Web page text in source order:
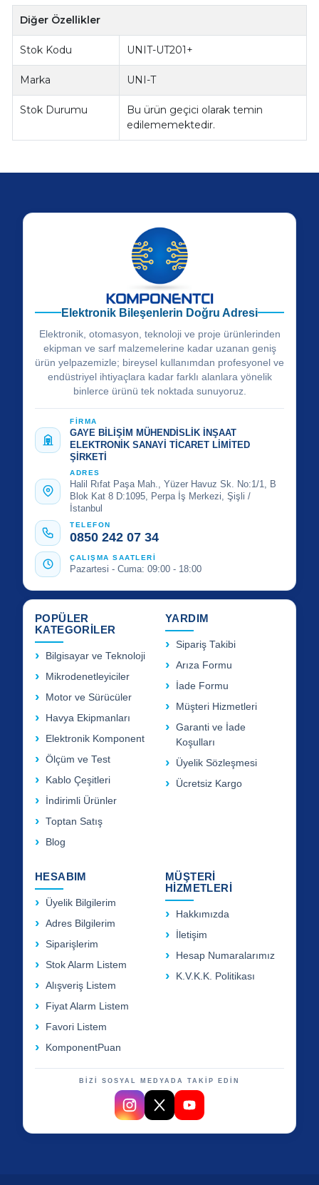
Diğer Özellikler
Stok Kodu UNIT-UT201+
Marka UNI-T
Stok Durumu
Bu ürün geçici olarak temin
edilememektedir.
Elektronik Bileşenlerin Doğru Adresi
Elektronik, otomasyon, teknoloji ve proje ürünlerinden
ekipman ve sarf malzemelerine kadar uzanan geniş
ürün yelpazemizle; bireysel kullanımdan profesyonel ve
endüstriyel ihtiyaçlara kadar farklı alanlara yönelik
binlerce ürünü tek noktada sunuyoruz.
FİRMA
GAYE BİLİŞİM MÜHENDİSLİK İNŞAAT
ELEKTRONİK SANAYİ TİCARET LİMİTED
ŞİRKETİ
ADRES
Halil Rıfat Paşa Mah., Yüzer Havuz Sk. No:1/1, B
Blok Kat 8 D:1095, Perpa İş Merkezi, Şişli /
İstanbul
TELEFON
0850 242 07 34
ÇALIŞMA SAATLERİ
Pazartesi - Cuma: 09:00 - 18:00
POPÜLER
KATEGORİLER
Bilgisayar ve Teknoloji
Mikrodenetleyiciler
Motor ve Sürücüler
Havya Ekipmanları
Elektronik Komponent
Ölçüm ve Test
Kablo Çeşitleri
İndirimli Ürünler
Toptan Satış
Blog
YARDIM
Sipariş Takibi
Arıza Formu
İade Formu
Müşteri Hizmetleri
Garanti ve İade
Koşulları
Üyelik Sözleşmesi
Ücretsiz Kargo
HESABIM
Üyelik Bilgilerim
Adres Bilgilerim
Siparişlerim
Stok Alarm Listem
Alışveriş Listem
Fiyat Alarm Listem
Favori Listem
KomponentPuan
MÜŞTERİ
HİZMETLERİ
Hakkımızda
İletişim
Hesap Numaralarımız
K.V.K.K. Politikası
BİZİ SOSYAL MEDYADA TAKİP EDİN